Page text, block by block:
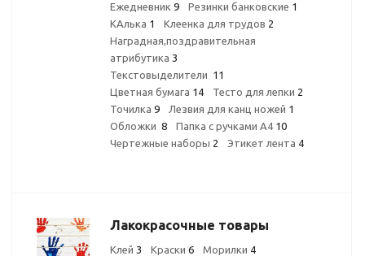
Ежедневник 9 Резинки банковские 1
КАлька 1 Клеенка для трудов 2
Наградная,поздравительная
атрибутика 3
Текстовыделители 11
Цветная бумага 14 Тесто для лепки 2
Точилка 9 Лезвия для канц ножей 1
Обложки 8 Папка с ручками А4 10
Чертежные наборы 2 Этикет лента 4
Лакокрасочные товары
Клей 3 Краски 6 Морилки 4